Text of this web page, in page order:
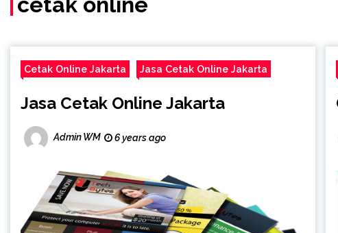
Cetak Online Jakarta Jasa Cetak Online Jakarta
Jasa Cetak Online Jakarta
Admin WM 6 years ago